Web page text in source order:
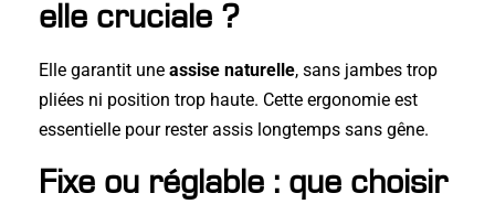
elle cruciale ?
Elle garantit une assise naturelle, sans jambes trop
pliées ni position trop haute. Cette ergonomie est
essentielle pour rester assis longtemps sans gêne.
Fixe ou réglable : que choisir